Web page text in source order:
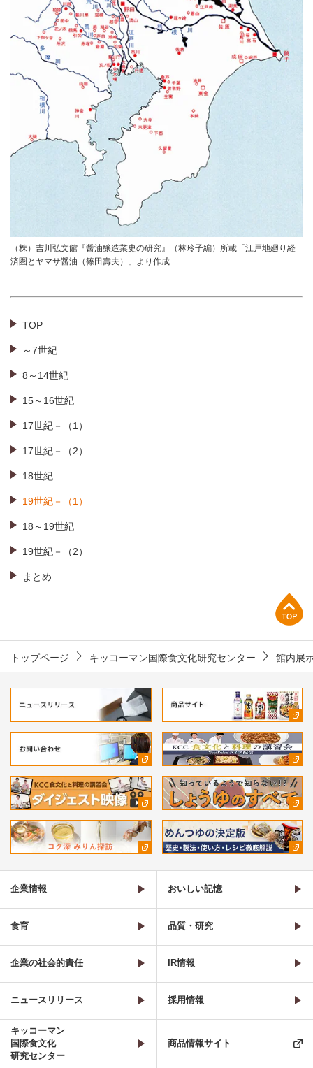
（株）吉川弘文館『醤油醸造業史の研究』（林玲子編）所載「江戸地廻り経
済圏とヤマサ醤油（篠田壽夫）」より作成
TOP
～7世紀
8～14世紀
15～16世紀
17世紀－（1）
17世紀－（2）
18世紀
19世紀－（1）
18～19世紀
19世紀－（2）
まとめ
トップページ キッコーマン国際食文化研究センター 館内展
企業情報 おいしい記憶
食育 品質・研究
企業の社会的責任 IR情報
ニュースリリース 採用情報
キッコーマン
国際食文化
研究センター
商品情報サイト